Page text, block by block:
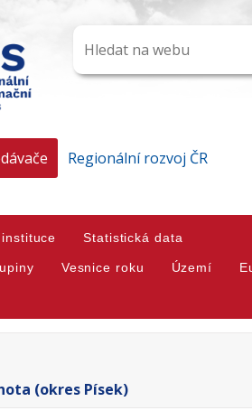
Regionální rozvoj ČR
Statistická data
Vesnice roku Území
(okres Písek)